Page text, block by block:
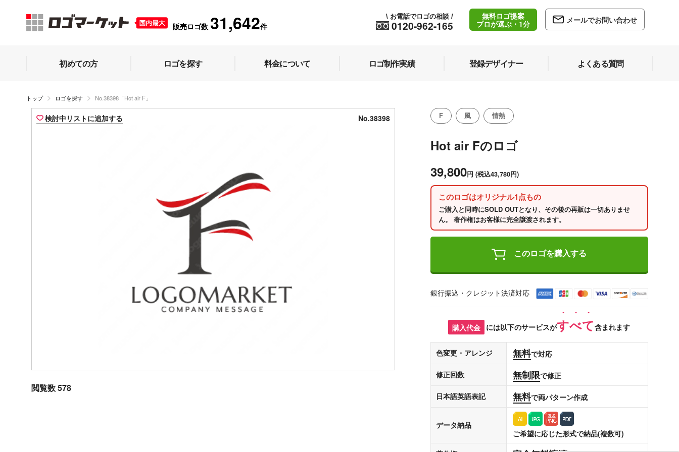
販売ロゴ数 31,642件 0120-962-165
\ お電話でロゴの相談 /
無料ロゴ提案
プロが選ぶ・1分
メールでお問い合わせ
初めての方 ロゴを探す 料金について ロゴ制作実績 登録デザイナー よくある質問
トップ ロゴを探す No.38398「Hot air F」
検討中リストに追加する No.38398
閲覧数 578
F 風 情熱
Hot air Fのロゴ
39,800円 (税込43,780円)
このロゴはオリジナル1点もの
ご購入と同時にSOLD OUTとなり、その後の再販は一切ありませ
ん。 著作権はお客様に完全譲渡されます。
このロゴを購入する
銀行振込・クレジット決済対応
購入代金 には以下のサービスがすべて含まれます
色変更・アレンジ 無料で対応
修正回数 無制限で修正
日本語英語表記 無料で両パターン作成
データ納品
ご希望に応じた形式で納品(複数可)